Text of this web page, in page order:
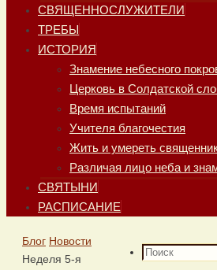
СВЯЩЕННОСЛУЖИТЕЛИ
ТРЕБЫ
ИСТОРИЯ
Знамение небесного
Церковь в Солдатской
Время испытаний
Учителя благочестия
Жить и умереть
Различая лицо неба и
СВЯТЫНИ
РАСПИСАНИЕ
Главная
Блог Новости
Неделя 5-я
Что